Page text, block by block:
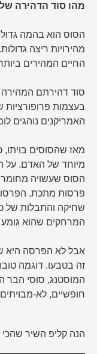
מהו סוד הדהירה
הסוס הוא בהמה
החיים המהירים
סוד דהירתם
בעצמות פרופורציות
האמריקנים נוהגים
מאז שהסוסים בויתו,
מיוחד של האדם. על
הסוס שעשויה מחומר
פרסות מתכת.
שחיקה והתבלות של
המרחקים שהוא
אבל לא הפרסה היא
זה בטבעו. דוגמה
המוסטנג, סוסי הבר
חופשיים, לא-
הנה קליפ השיר